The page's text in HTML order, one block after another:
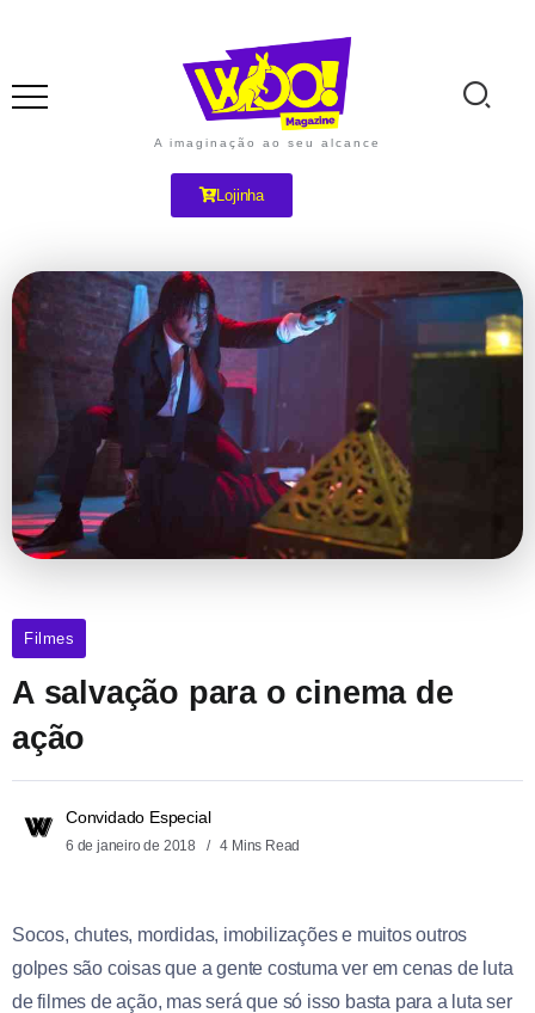
A imaginação ao seu alcance
Lojinha
Filmes
A salvação para o cinema de
ação
Convidado Especial
6 de janeiro de 2018 4 Mins Read
Socos, chutes, mordidas, imobilizações e muitos outros
golpes são coisas que a gente costuma ver em cenas de luta
de filmes de ação, mas será que só isso basta para a luta ser